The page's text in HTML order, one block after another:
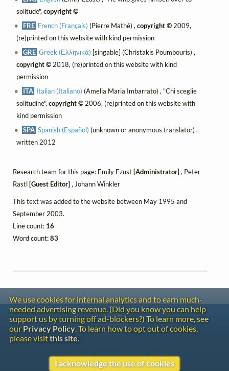
solitude", copyright ©
FRE French (Français) (Pierre Mathé) ,copyright © 2009,
(re)printed on this website with kind permission
GRE Greek (Ελληνικά) [singable] (Christakis Poumbouris) ,
copyright ©2018, (re)printed on this website with kind
permission
ITA Italian (Italiano) (Amelia Maria Imbarrato) , "Chi sceglie
solitudine", copyright ©2006, (re)printed on this website with
kind permission
SPA Spanish (Español) (unknown or anonymous translator) ,
written 2012
Research team for this page: Emily Ezust [Administrator] , Peter
Rastl [Guest Editor] , Johann Winkler
This text was added to the website between May 1995 and
September 2003.
Line count: 16
Word count:83
We use cookies for internal analytics and to earn much-
needed advertising revenue. (Did you know you can help
support us by turning off ad-blockers?) To learn more, see
our Privacy Policy. To learn how to opt out of cookies,
please visitthis site.
I acknowledge the use of cookies
Contact
Copyright
Privacy
Copyright © 2026 The LiederNet Archive